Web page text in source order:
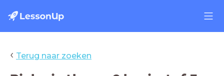
‹ Terug naar zoeken